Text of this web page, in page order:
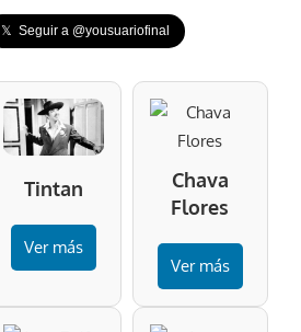
𝕏 Seguir a @yousuariofinal
Tintan
Ver más
Chava
Flores
Ver más